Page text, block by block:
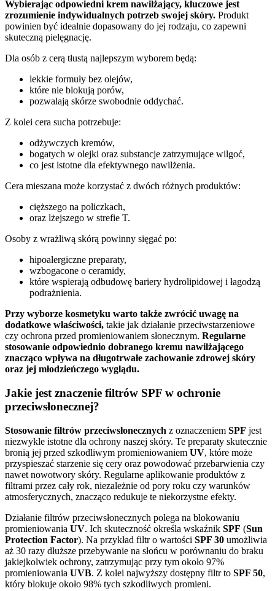
Wybierając odpowiedni krem nawilżający, kluczowe jest
zrozumienie indywidualnych potrzeb swojej skóry. Produkt
powinien być idealnie dopasowany do jej rodzaju, co zapewni
skuteczną pielęgnację.
Dla osób z cerą tłustą najlepszym wyborem będą:
lekkie formuły bez olejów,
które nie blokują porów,
pozwalają skórze swobodnie oddychać.
Z kolei cera sucha potrzebuje:
odżywczych kremów,
bogatych w olejki oraz substancje zatrzymujące wilgoć,
co jest istotne dla efektywnego nawilżenia.
Cera mieszana może korzystać z dwóch różnych produktów:
cięższego na policzkach,
oraz lżejszego w strefie T.
Osoby z wrażliwą skórą powinny sięgać po:
hipoalergiczne preparaty,
wzbogacone o ceramidy,
które wspierają odbudowę bariery hydrolipidowej i łagodzą
podrażnienia.
Przy wyborze kosmetyku warto także zwrócić uwagę na
dodatkowe właściwości, takie jak działanie przeciwstarzeniowe
czy ochrona przed promieniowaniem słonecznym. Regularne
stosowanie odpowiednio dobranego kremu nawilżającego
znacząco wpływa na długotrwałe zachowanie zdrowej skóry
oraz jej młodzieńczego wyglądu.
Jakie jest znaczenie filtrów SPF w ochronie
przeciwsłonecznej?
Stosowanie filtrów przeciwsłonecznych z oznaczeniem SPF jest
niezwykle istotne dla ochrony naszej skóry. Te preparaty skutecznie
bronią jej przed szkodliwym promieniowaniem UV, które może
przyspieszać starzenie się cery oraz powodować przebarwienia czy
nawet nowotwory skóry. Regularne aplikowanie produktów z
filtrami przez cały rok, niezależnie od pory roku czy warunków
atmosferycznych, znacząco redukuje te niekorzystne efekty.
Działanie filtrów przeciwsłonecznych polega na blokowaniu
promieniowania UV. Ich skuteczność określa wskaźnik SPF (Sun
Protection Factor). Na przykład filtr o wartości SPF 30 umożliwia
aż 30 razy dłuższe przebywanie na słońcu w porównaniu do braku
jakiejkolwiek ochrony, zatrzymując przy tym około 97%
promieniowania UVB. Z kolei najwyższy dostępny filtr to SPF 50,
który blokuje około 98% tych szkodliwych promieni.